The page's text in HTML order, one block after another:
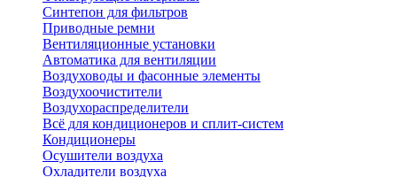
Синтепон для фильтров
Приводные ремни
Вентиляционные установки
Автоматика для вентиляции
Воздуховоды и фасонные элементы
Воздухоочистители
Воздухораспределители
Всё для кондиционеров и сплит-систем
Кондиционеры
Осушители воздуха
Охладители воздуха